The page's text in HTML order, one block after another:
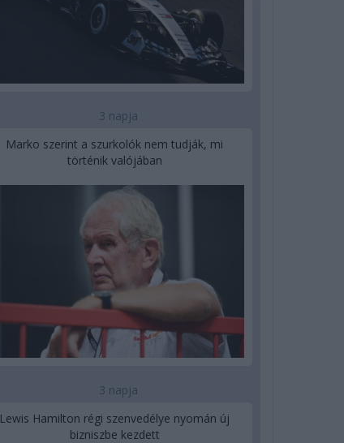
3 napja
Marko szerint a szurkolók nem tudják, mi
történik valójában
3 napja
Lewis Hamilton régi szenvedélye nyomán új
bizniszbe kezdett